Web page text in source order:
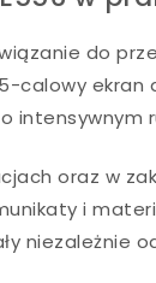
do
calowy ekran
oraz w
i
niezależnie